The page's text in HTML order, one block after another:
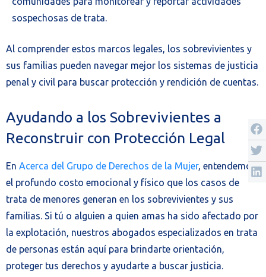
sospechosas de trata.
Al comprender estos marcos legales, los sobrevivientes y
sus familias pueden navegar mejor los sistemas de justicia
penal y civil para buscar protección y rendición de cuentas.
Ayudando a los Sobrevivientes a
Reconstruir con Protección Legal
En Acerca del Grupo de Derechos de la Mujer, entendemos
el profundo costo emocional y físico que los casos de
trata de menores generan en los sobrevivientes y sus
familias. Si tú o alguien a quien amas ha sido afectado por
la explotación, nuestros abogados especializados en trata
de personas están aquí para brindarte orientación,
proteger tus derechos y ayudarte a buscar justicia.